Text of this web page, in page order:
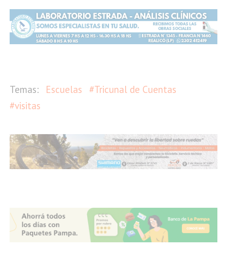
Escuelas
#Tricunal de Cuentas
#visitas